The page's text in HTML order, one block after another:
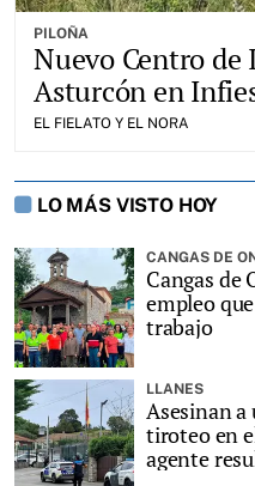
PILOÑA
Nuevo Centro
Asturcón en
EL FIELATO Y EL NORA
LO MÁS VISTO HOY
CANGAS DE
Cangas de
empleo
trabajo
LLANES
Asesinan
tiroteo en
agente